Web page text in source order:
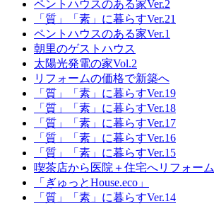
ペントハウスのある家Ver.2
「質」「素」に暮らすVer.21
ペントハウスのある家Ver.1
朝里のゲストハウス
太陽光発電の家Vol.2
リフォームの価格で新築へ
「質」「素」に暮らすVer.19
「質」「素」に暮らすVer.18
「質」「素」に暮らすVer.17
「質」「素」に暮らすVer.16
「質」「素」に暮らすVer.15
喫茶店から医院＋住宅へリフォーム
「ぎゅっとHouse.eco」
「質」「素」に暮らすVer.14